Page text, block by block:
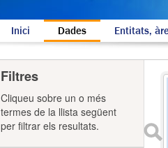
Inici Dades Entitats,
Filtres
Cliqueu sobre un o més
termes de la llista següent
per filtrar els resultats.